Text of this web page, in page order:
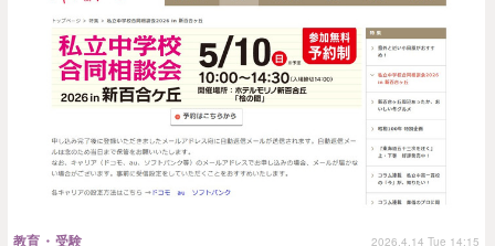
教育・受験 2026.4.14 Tue 14:15